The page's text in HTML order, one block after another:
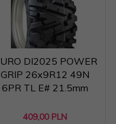
DI2025 POWER
GRIP 26x9R12 49N
6PR TL E# 21.5mm
409,00 PLN